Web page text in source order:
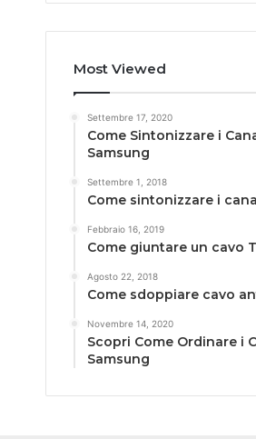
Most Viewed
Settembre 17, 2020
Come Sintonizzare i
Samsung
Settembre 1, 2018
Come sintonizzare i
Febbraio 16, 2019
Come giuntare un cavo
Agosto 22, 2018
Come sdoppiare cavo
Novembre 14, 2020
Scopri Come Ordinare i
Samsung